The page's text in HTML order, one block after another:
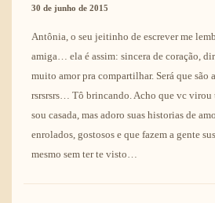
30 de junho de 2015
Antônia, o seu jeitinho de escrever me
amiga… ela é assim: sincera de coração,
muito amor pra compartilhar. Será que são
rsrsrsrs… Tô brincando. Acho que vc virou
sou casada, mas adoro suas historias de
enrolados, gostosos e que fazem a gente
mesmo sem ter te visto…